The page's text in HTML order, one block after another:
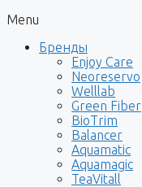
Menu
Бренды
Enjoy Care
Neoreservo
Welllab
Green Fiber
BioTrim
Balancer
Aquamatic
Aquamagic
TeaVitall